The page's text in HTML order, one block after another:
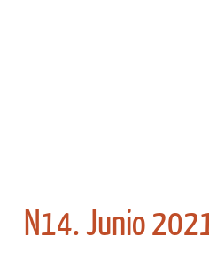
N14. Junio